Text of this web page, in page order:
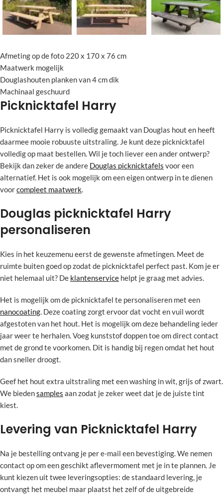
Afmeting op de foto 220 x 170 x 76 cm
Maatwerk mogelijk
Douglashouten planken van 4 cm dik
Machinaal geschuurd
Picknicktafel Harry
Picknicktafel Harry is volledig gemaakt van Douglas hout en heeft
daarmee mooie robuuste uitstraling. Je kunt deze picknicktafel
volledig op maat bestellen. Wil je toch liever een ander ontwerp?
Bekijk dan zeker de andere Douglas picknicktafels voor een
alternatief. Het is ook mogelijk om een eigen ontwerp in te dienen
voorcompleet maatwerk.
Douglas picknicktafel Harry
personaliseren
Kies in het keuzemenu eerst de gewenste afmetingen. Meet de
ruimte buiten goed op zodat de picknicktafel perfect past. Kom je er
niet helemaal uit? De klantenservice helpt je graag met advies.
Het is mogelijk om de picknicktafel te personaliseren met een
nanocoating. Deze coating zorgt ervoor dat vocht en vuil wordt
afgestoten van het hout. Het is mogelijk om deze behandeling ieder
jaar weer te herhalen. Voeg kunststof doppen toe om direct contact
met de grond te voorkomen. Dit is handig bij regen omdat het hout
dan sneller droogt.
Geef het hout extra uitstraling met een washing in wit, grijs of zwart.
We biedensamples aan zodat je zeker weet dat je de juiste tint
kiest.
Levering van Picknicktafel Harry
Na je bestelling ontvang je per e-mail een bevestiging. We nemen
contact op om een geschikt aflevermoment met je in te plannen. Je
kunt kiezen uit twee leveringsopties: de standaard levering, je
ontvangt het meubel maar plaatst het zelf of de uitgebreide